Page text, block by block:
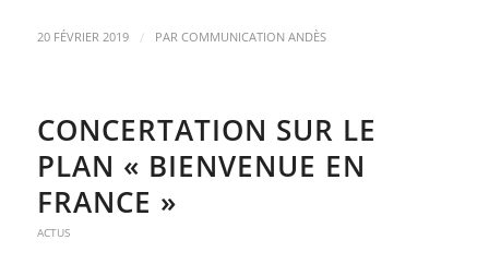
20 FÉVRIER 2019 / PAR COMMUNICATION ANDÈS
CONCERTATION SUR LE
PLAN « BIENVENUE EN
FRANCE »
ACTUS